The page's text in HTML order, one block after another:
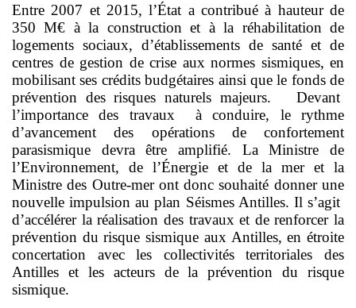
Entre 2007 et 2015, l’État a contribué à hauteur de
350 M€ à la construction et à la réhabilitation de
logements sociaux, d’établissements de santé et de
centres de gestion de crise aux normes sismiques, en
mobilisant ses crédits budgétaires ainsi que le fonds de
prévention des risques naturels majeurs. Devant
l’importance des travaux à conduire, le rythme
d’avancement des opérations de confortement
parasismique devra être amplifié. La Ministre de
l’Environnement, de l’Énergie et de la mer et la
Ministre des Outre-mer ont donc souhaité donner une
nouvelle impulsion au plan Séismes Antilles. Il s’agit
d’accélérer la réalisation des travaux et derenforcer la
prévention du risque sismique aux Antilles, en étroite
concertation avec les collectivités territoriales des
Antilles et les acteurs de la prévention du risque
sismique.